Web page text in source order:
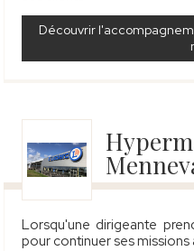
Découvrir
Lorsqu'une dirigeante
pour continuer ses missions